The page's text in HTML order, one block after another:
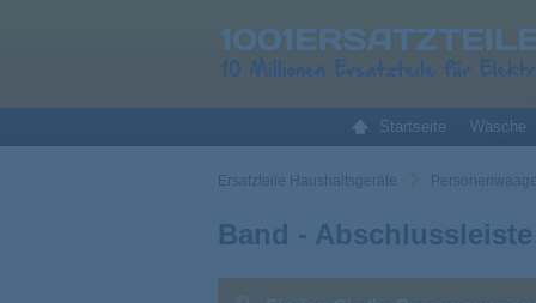
Startseite Wäsche
Ersatzteile Haushaltsgeräte
Band -